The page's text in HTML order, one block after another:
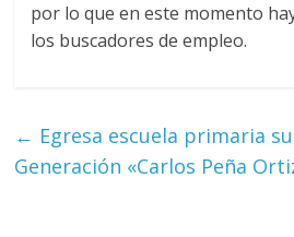
por lo que en este momento
los buscadores de empleo.
← Egresa escuela primaria
Generación «Carlos Peña